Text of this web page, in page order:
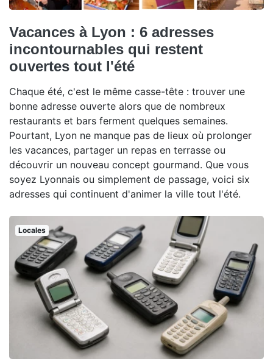
Vacances à Lyon : 6 adresses
incontournables qui restent
ouvertes tout l'été
Chaque été, c'est le même casse-tête : trouver une
bonne adresse ouverte alors que de nombreux
restaurants et bars ferment quelques semaines.
Pourtant, Lyon ne manque pas de lieux où prolonger
les vacances, partager un repas en terrasse ou
découvrir un nouveau concept gourmand. Que vous
soyez Lyonnais ou simplement de passage, voici six
adresses qui continuent d'animer la ville tout l'été.
Locales